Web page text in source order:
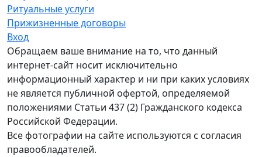
Ритуальные услуги
Прижизненные договоры
Вход
Обращаем ваше внимание на то, что данный
интернет-сайт носит исключительно
информационный характер и ни при каких условиях
не является публичной офертой, определяемой
положениями Статьи 437 (2) Гражданского кодекса
Российской Федерации.
Все фотографии на сайте используются с согласия
правообладателей.